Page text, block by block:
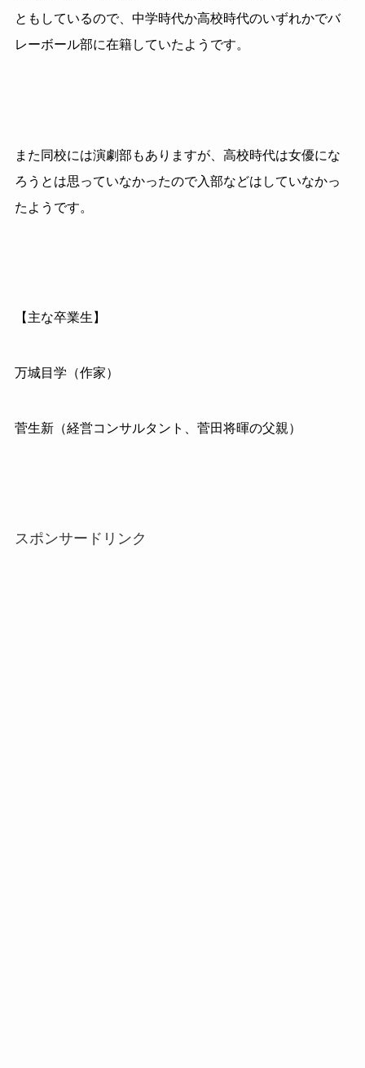
ともしているので、中学時代か高校時代のいずれかでバ
レーボール部に在籍していたようです。
また同校には演劇部もありますが、高校時代は女優にな
ろうとは思っていなかったので入部などはしていなかっ
たようです。
【主な卒業生】
万城目学（作家）
菅生新（経営コンサルタント、菅田将暉の父親）
スポンサードリンク